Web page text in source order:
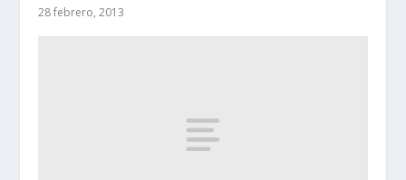
28 febrero, 2013